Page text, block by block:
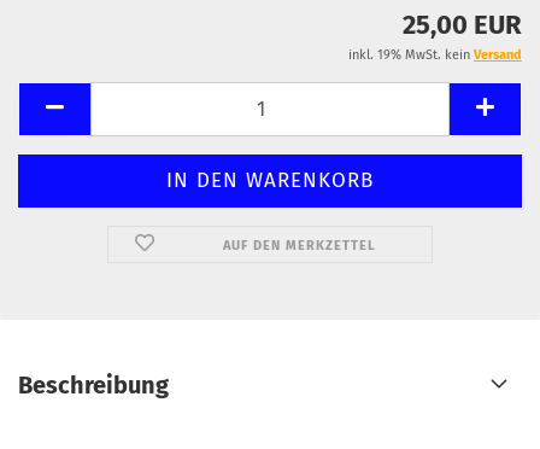
25,00 EUR
inkl. 19% MwSt. kein Versand
AUF DEN MERKZETTEL
Beschreibung